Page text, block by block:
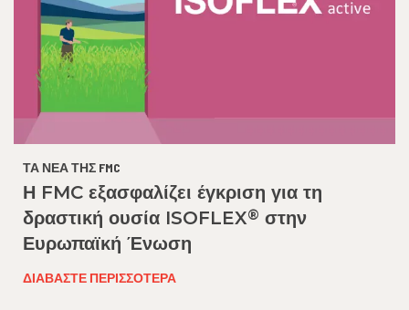
ΤΑ ΝΈΑ ΤΗΣ FMC
Η FMC εξασφαλίζει έγκριση για τη
δραστική ουσία ISOFLEX® στην
Ευρωπαϊκή Ένωση
ΔΙΑΒΆΣΤΕ ΠΕΡΙΣΣΌΤΕΡΑ